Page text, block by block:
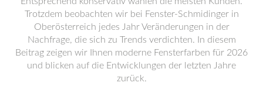
Trotzdem beobachten wir bei Fenster-Schmidinger in
Oberösterreich jedes Jahr Veränderungen in der
Nachfrage, die sich zu Trends verdichten. In diesem
Beitrag zeigen wir Ihnen moderne Fensterfarben für 2026
und blicken auf die Entwicklungen der letzten Jahre
zurück.